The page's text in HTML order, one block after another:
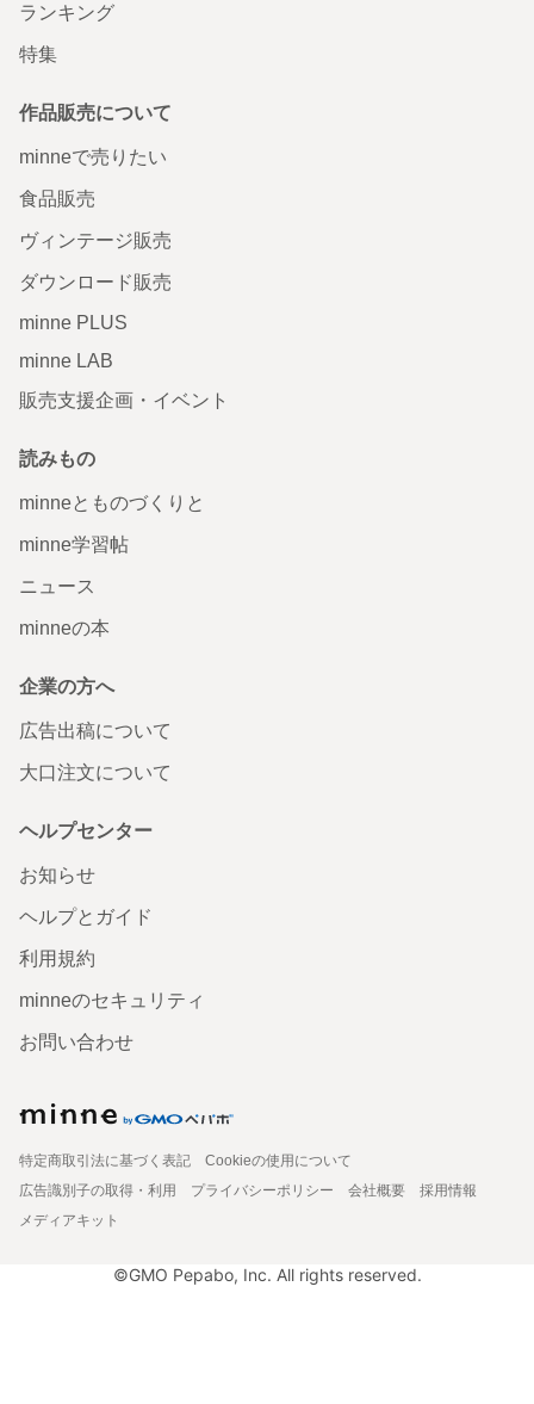
ランキング
特集
作品販売について
minneで売りたい
食品販売
ヴィンテージ販売
ダウンロード販売
minne PLUS
minne LAB
販売支援企画・イベント
読みもの
minneとものづくりと
minne学習帖
ニュース
minneの本
企業の方へ
広告出稿について
大口注文について
ヘルプセンター
お知らせ
ヘルプとガイド
利用規約
minneのセキュリティ
お問い合わせ
特定商取引法に基づく表記
Cookieの使用について
広告識別子の取得・利用
プライバシーポリシー 会社概要
採用情報
メディアキット
©GMO Pepabo, Inc. All rights reserved.